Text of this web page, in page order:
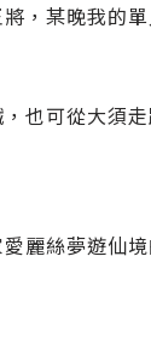
，某晚我的
也可從大須
麗絲夢遊仙